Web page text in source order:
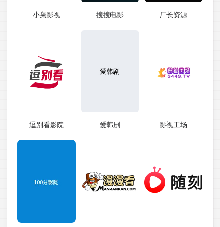
小枭影视 搜搜电影 厂长资源
逗别看影院 爱韩剧 影视工场